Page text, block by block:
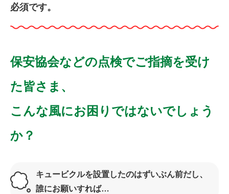
必須です。
保安協会などの点検でご指摘を受け
た皆さま、
こんな風にお困りではないでしょう
か？
キュービクルを設置したのはずいぶん前だし、
誰にお願いすれば…